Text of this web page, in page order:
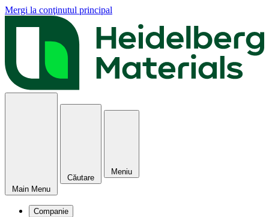
Mergi la conţinutul principal
Main Menu
Căutare
Meniu
Companie